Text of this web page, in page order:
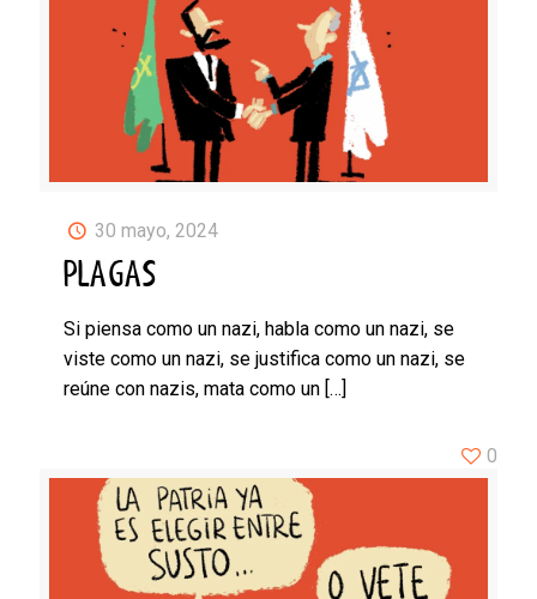
30 mayo, 2024
PLAGAS
Si piensa como un nazi, habla como un nazi, se
viste como un nazi, se justifica como un nazi, se
reúne con nazis, mata como un […]
0